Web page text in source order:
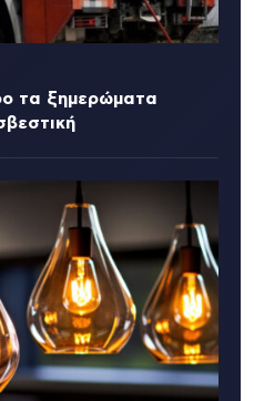
τα ξημερώματα